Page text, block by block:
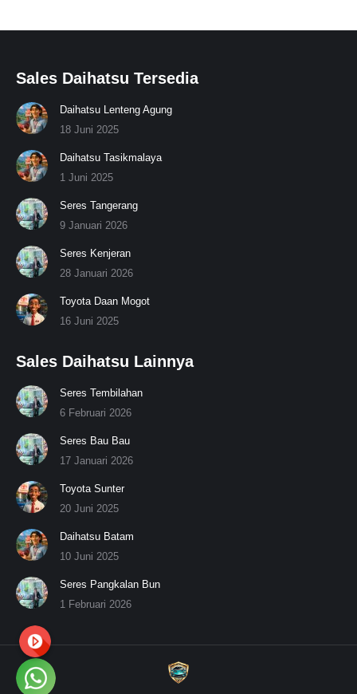
Sales Daihatsu Tersedia
Daihatsu Lenteng Agung
18 Juni 2025
Daihatsu Tasikmalaya
1 Juni 2025
Seres Tangerang
9 Januari 2026
Seres Kenjeran
28 Januari 2026
Toyota Daan Mogot
16 Juni 2025
Sales Daihatsu Lainnya
Seres Tembilahan
6 Februari 2026
Seres Bau Bau
17 Januari 2026
Toyota Sunter
20 Juni 2025
Daihatsu Batam
10 Juni 2025
Seres Pangkalan Bun
1 Februari 2026